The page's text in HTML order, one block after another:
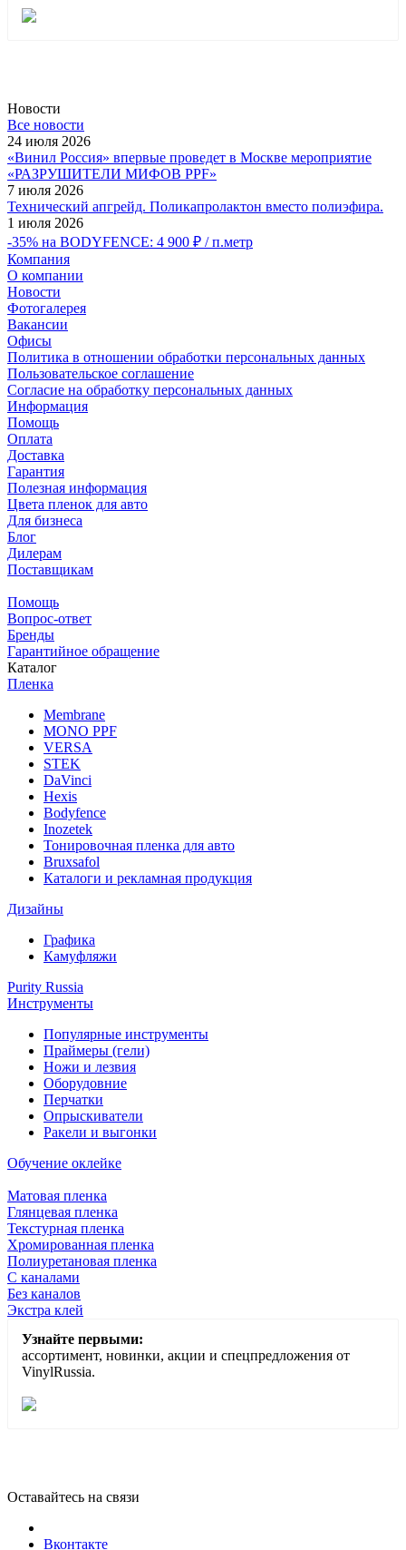
Новости
Все новости
24 июля 2026
«Винил Россия» впервые проведет в Москве мероприятие
«РАЗРУШИТЕЛИ МИФОВ PPF»
7 июля 2026
Технический апгрейд. Поликапролактон вместо полиэфира.
1 июля 2026
-35% на BODYFENCE: 4 900 ₽ / п.метр
Компания
О компании
Новости
Фотогалерея
Вакансии
Офисы
Политика в отношении обработки персональных данных
Пользовательское соглашение
Согласие на обработку персональных данных
Информация
Помощь
Оплата
Доставка
Гарантия
Полезная информация
Цвета пленок для авто
Для бизнеса
Блог
Дилерам
Поставщикам
Помощь
Вопрос-ответ
Бренды
Гарантийное обращение
Каталог
Пленка
Membrane
MONO PPF
VERSA
STEK
DaVinci
Hexis
Bodyfence
Inozetek
Тонировочная пленка для авто
Bruxsafol
Каталоги и рекламная продукция
Дизайны
Графика
Камуфляжи
Purity Russia
Инструменты
Популярные инструменты
Праймеры (гели)
Ножи и лезвия
Оборудовние
Перчатки
Опрыскиватели
Ракели и выгонки
Обучение оклейке
Матовая пленка
Глянцевая пленка
Текстурная пленка
Хромированная пленка
Полиуретановая пленка
С каналами
Без каналов
Экстра клей
Узнайте первыми:
ассортимент, новинки, акции и спецпредложения от
VinylRussia.
Оставайтесь на связи
Вконтакте